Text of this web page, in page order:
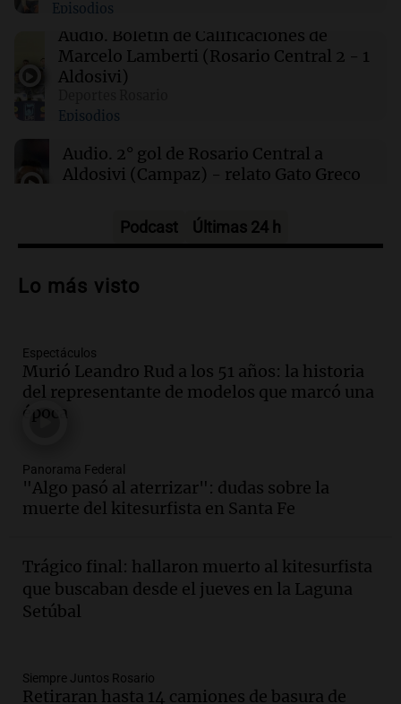
Clima en Mendoza: cómo estará el tiempo
este sábado 8 de agosto
00:16 Clima
sábado 8 de agosto
Episodios
Audio. Boletín de Calificaciones de
Marcelo Lamberti (Rosario Central 2 - 1
Aldosivi)
Episodios
Audio. 2° gol de Rosario Central a
Aldosivi (Campaz) - relato Gato Greco
Audio.Nuevo desarrollo urbano y casa
en Villa María
Audio.
la Bulaya abrirá sus puertas mañana con
diversas actividades y sorpresas
Panorama Federal
edificios y proyecta una casa del
estudiante con 48 municipios
involucrados
Episodios
Audio.1° gol de Rosario Central a
Aldosivi (Zalazar en contra) - relato
Gato Greco
Audio.Recomendaciones de vino
Podcast Últimas 24 h
Lo más visto
Espectáculos
Murió Leandro Rud a los 51 años: la historia
del representante de modelos que marcó una
época
Panorama Federal
"Algo pasó al aterrizar": dudas sobre la
muerte del kitesurfista en Santa Fe
Trágico final: hallaron muerto al kitesurfista
que buscaban desde el jueves en la Laguna
Setúbal
Siempre Juntos Rosario
Retiraran hasta 14 camiones de basura de